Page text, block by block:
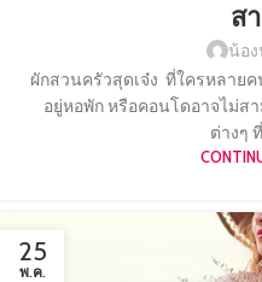
ส
น้อ
ผักสวนครัวสุดเจ๋ง ที่ใครหลายค
อยู่หอพัก หรือคอนโดอาจไม่ส
ต่างๆ
25
พ.ค.